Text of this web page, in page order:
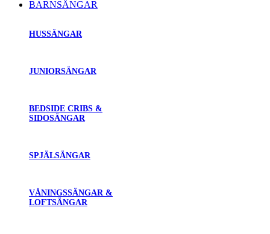
BARNSÄNGAR
HUSSÄNGAR
JUNIORSÄNGAR
BEDSIDE CRIBS &
SIDOSÄNGAR
SPJÄLSÄNGAR
VÅNINGSSÄNGAR &
LOFTSÄNGAR